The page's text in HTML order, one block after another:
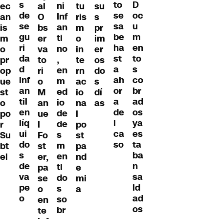
ec
an
is
m
o
pr
op
ue
st
o
po
r
Su
bt
el
s
de
se
gu
ri
da
d
inf
an
til
en
líq
ui
do
s
de
va
pe
o
al
O
bs
er
va
to
ri
o
M
an
ue
l
Fo
st
er,
pa
se
o
en
te
ni
Inf
an
ti
no
,
en
m
ed
io
de
de
s
m
en
ti
do
s
so
br
tu
ris
m
o
in
te
rn
ac
io
na
l
po
st
pa
nd
e
mi
a
su
s
pr
im
er
os
do
s
dí
as
to
se
sa
be
ha
st
a
ah
or
a
de
l
ca
so
D
oc
u
m
en
to
s
co
br
ad
os
ya
es
ta
ba
n
sa
ld
ad
os